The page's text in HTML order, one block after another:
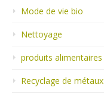
Mode de vie bio
Nettoyage
produits alimentaires
Recyclage de métaux